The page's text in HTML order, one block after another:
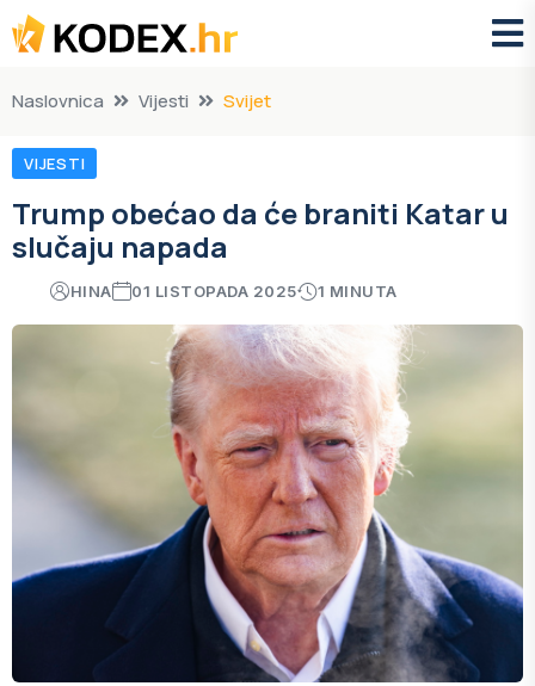
Naslovnica Vijesti Svijet
VIJESTI
Trump obećao da će braniti Katar u
slučaju napada
HINA 01 LISTOPADA 2025 1 MINUTA